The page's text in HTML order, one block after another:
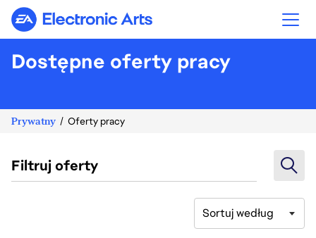
Electronic Arts
Dostępne oferty pracy
Prywatny Oferty pracy
Filtruj oferty
Sortuj według